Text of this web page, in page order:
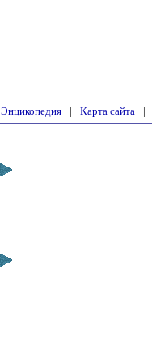
Энцикопедия Карта сайта